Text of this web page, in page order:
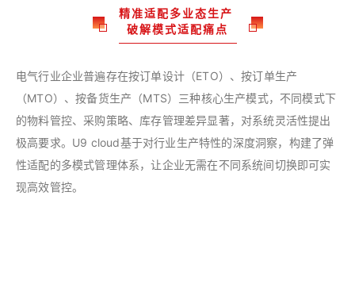
精准适配多业态生产
破解模式适配痛点
电气行业企业普遍存在按订单设计（ETO）、按订单生产
（MTO）、按备货生产（MTS）三种核心生产模式，不同模式下
的物料管控、采购策略、库存管理差异显著，对系统灵活性提出
极高要求。U9 cloud基于对行业生产特性的深度洞察，构建了弹
性适配的多模式管理体系，让企业无需在不同系统间切换即可实
现高效管控。